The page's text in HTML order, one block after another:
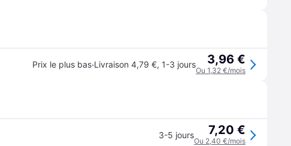
Prix le plus bas·Livraison 4,79 €, 1-3 jours 3,96 €
Ou 1,32 €/mois
3-5 jours 7,20 €
Ou 2,40 €/mois